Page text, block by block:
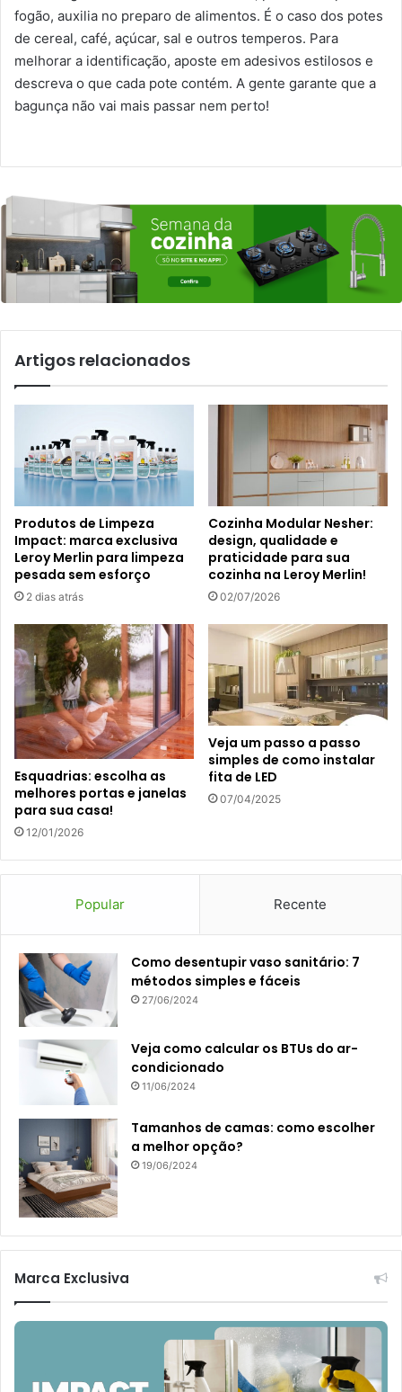
fogão, auxilia no preparo de alimentos. É o caso dos potes
de cereal, café, açúcar, sal e outros temperos. Para
melhorar a identificação, aposte em adesivos estilosos e
descreva o que cada pote contém. A gente garante que a
bagunça não vai mais passar nem perto!
Artigos relacionados
Produtos de Limpeza
Impact: marca exclusiva
Leroy Merlin para limpeza
pesada sem esforço
2 dias atrás
Cozinha Modular Nesher:
design, qualidade e
praticidade para sua
cozinha na Leroy Merlin!
02/07/2026
Esquadrias: escolha as
melhores portas e janelas
para sua casa!
12/01/2026
Veja um passo a passo
simples de como instalar
fita de LED
07/04/2025
Popular Recente
Como desentupir vaso sanitário: 7
métodos simples e fáceis
27/06/2024
Veja como calcular os BTUs do ar-
condicionado
11/06/2024
Tamanhos de camas: como escolher
a melhor opção?
19/06/2024
Marca Exclusiva